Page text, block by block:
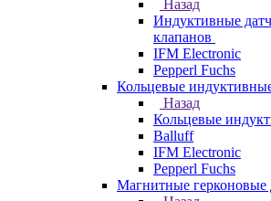
Назад
Индуктивные
клапанов
IFM Electronic
Pepperl Fuchs
Кольцевые
Назад
Кольцевые
Balluff
IFM Electronic
Pepperl Fuchs
Магнитные герконовые